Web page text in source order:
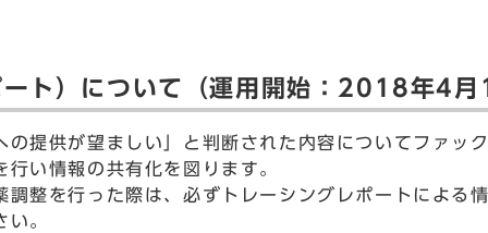
ト）について（運用開始：2018年4月
提供が望ましい」と判断された内容についてファッ
い情報の共有化を図ります。
整を行った際は、必ずトレーシングレポートによる
。